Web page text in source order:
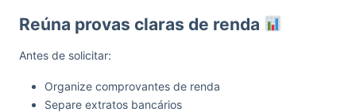
Reúna provas claras de renda
Antes de solicitar:
Organize comprovantes de renda
Separe extratos bancários